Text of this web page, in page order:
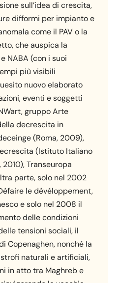
sull’idea di crescita,
difformi per impianto e
come il PAV o la
che auspica la
NABA (con i suoi
più visibili
nuovo elaborato
eventi e soggetti
gruppo Arte
decrescita in
(Roma, 2009),
(Istituto Italiano
Transeuropa
parte, solo nel 2002
le dévéloppement,
e solo nel 2008 il
delle condizioni
tensioni sociali, il
Copenaghen, nonché la
naturali e artificiali,
in atto tra Maghreb e